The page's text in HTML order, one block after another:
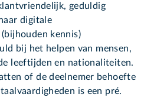
geduldig
digitale
kennis)
bij het helpen van mensen,
leeftijden en nationaliteiten.
of de deelnemer behoefte
is een pré.